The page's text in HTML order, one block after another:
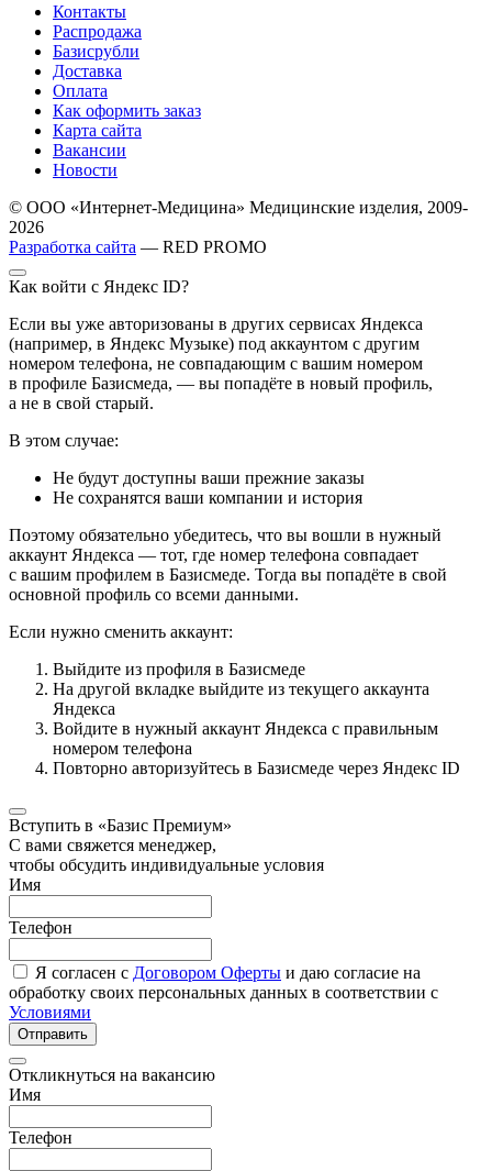
Контакты
Распродажа
Базисрубли
Доставка
Оплата
Как оформить заказ
Карта сайта
Вакансии
Новости
© ООО «Интернет-Медицина» Медицинские изделия, 2009-
2026
Разработка сайта — RED PROMO
Как войти с Яндекс ID?
Если вы уже авторизованы в других сервисах Яндекса
(например, в Яндекс Музыке) под аккаунтом с другим
номером телефона, не совпадающим с вашим номером
в профиле Базисмеда, — вы попадёте в новый профиль,
а не в свой старый.
В этом случае:
Не будут доступны ваши прежние заказы
Не сохранятся ваши компании и история
Поэтому обязательно убедитесь, что вы вошли в нужный
аккаунт Яндекса — тот, где номер телефона совпадает
с вашим профилем в Базисмеде. Тогда вы попадёте в свой
основной профиль со всеми данными.
Если нужно сменить аккаунт:
Выйдите из профиля в Базисмеде
На другой вкладке выйдите из текущего аккаунта
Яндекса
Войдите в нужный аккаунт Яндекса с правильным
номером телефона
Повторно авторизуйтесь в Базисмеде через Яндекс ID
Вступить в «Базис Премиум»
С вами свяжется менеджер,
чтобы обсудить индивидуальные условия
Имя
Телефон
Я согласен с Договором Оферты и даю согласие на
обработку своих персональных данных в соответствии с
Условиями
Отправить
Откликнуться на вакансию
Имя
Телефон